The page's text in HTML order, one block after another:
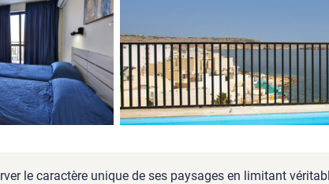
le caractère unique de ses paysages en limitant